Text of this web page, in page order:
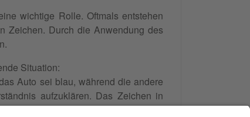
wichtige Rolle. Oftmals entstehen
Zeichen. Durch die Anwendung des
Situation:
Auto sei blau, während die andere
aufzuklären. Das Zeichen in
hängt von der individuellen